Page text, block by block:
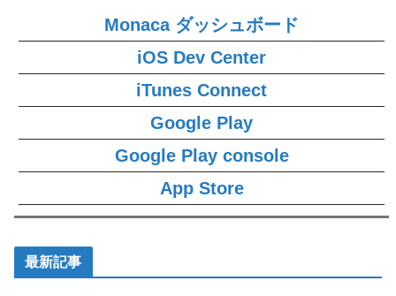
Monaca ダッシュボード
iOS Dev Center
iTunes Connect
Google Play
Google Play console
App Store
最新記事